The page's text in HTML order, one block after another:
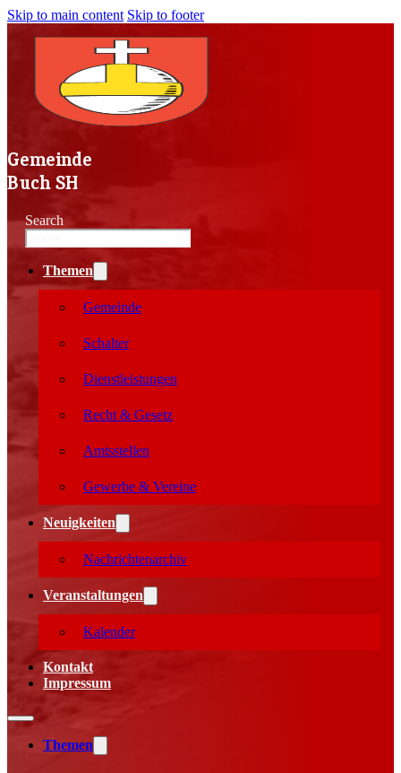
Skip to main content Skip to footer
Gemeinde
Buch SH
Search
Themen
Gemeinde
Schalter
Dienstleistungen
Recht & Gesetz
Amtsstellen
Gewerbe & Vereine
Neuigkeiten
Nachrichtenarchiv
Veranstaltungen
Kalender
Kontakt
Impressum
Themen